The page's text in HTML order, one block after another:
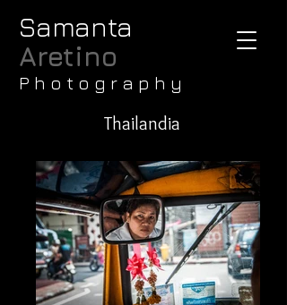
Samanta
Aretino
P h o t o g r a p h y
Thailandia